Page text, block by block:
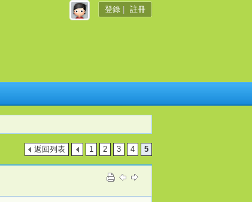
登錄 註冊
1 2 3 4 5
返回列表